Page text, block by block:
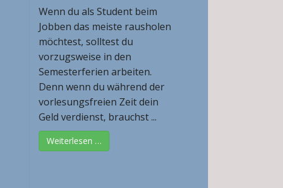
Wenn du als Student beim
Jobben das meiste rausholen
möchtest, solltest du
vorzugsweise in den
Semesterferien arbeiten.
Denn wenn du während der
vorlesungsfreien Zeit dein
Geld verdienst, brauchst ...
Weiterlesen …